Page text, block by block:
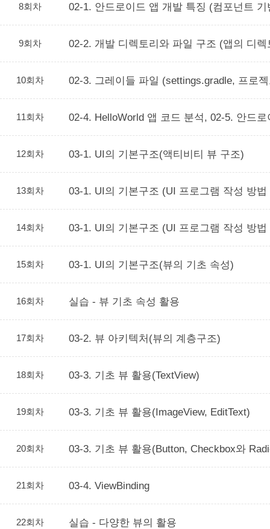
8회차 02-1. 안드로이드 앱 개발 특징 (컴포넌트
9회차 02-2. 개발 디렉토리와 파일 구조 (앱의 디
10회차 02-3. 그레이들 파일 (settings.gradle, 프로
11회차 02-4. HelloWorld 앱 코드 분석, 02-5. 안드로
12회차 03-1. UI의 기본구조(액티비티 뷰 구조)
13회차 03-1. UI의 기본구조 (UI 프로그램 작성 방
14회차 03-1. UI의 기본구조 (UI 프로그램 작성 방
15회차 03-1. UI의 기본구조(뷰의 기초 속성)
16회차 실습 - 뷰 기초 속성 활용
17회차 03-2. 뷰 아키텍처(뷰의 계층구조)
18회차 03-3. 기초 뷰 활용(TextView)
19회차 03-3. 기초 뷰 활용(ImageView, EditText)
20회차 03-3. 기초 뷰 활용(Button, Checkbox와
21회차 03-4. ViewBinding
22회차 실습 - 다양한 뷰의 활용